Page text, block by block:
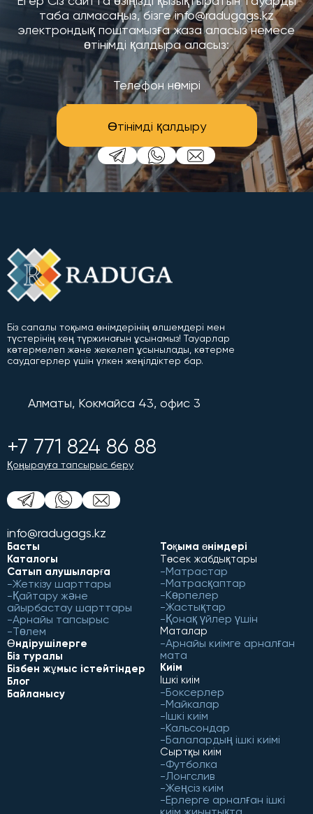
таба алмасаңыз, бізге info@radugags.kz
электрондық поштамызға жаза аласыз немесе
өтінімді қалдыра аласыз:
Өтінімді қалдыру
Біз сапалы тоқыма өнімдерінің өлшемдері мен
түстерінің кең түржинағын ұсынамыз! Тауарлар
көтермелеп және жекелеп ұсынылады, көтерме
саудагерлер үшін үлкен жеңілдіктер бар.
Алматы, Кокмайса 43, офис 3
+7 771 824 86 88
Қоңырауға тапсырыс беру
info@radugags.kz
Басты
Каталогы
Сатып алушыларға
Жеткізу шарттары
Қайтару және
айырбастау шарттары
Арнайы тапсырыс
Төлем
Өндірушілерге
Біз туралы
Бізбен жұмыс істейтіндер
Блог
Байланысу
Тоқыма өнімдері
Төсек жабдықтары
Матрастар
Матрасқаптар
Көрпелер
Жастықтар
Қонақ үйлер үшін
Маталар
Арнайы киімге арналған
мата
Киім
Ішкі киім
Боксерлер
Майкалар
Ішкі киім
Кальсондар
Балалардың ішкі киімі
Сыртқы киім
Футболка
Лонгслив
Жеңсіз киім
Ерлерге арналған ішкі